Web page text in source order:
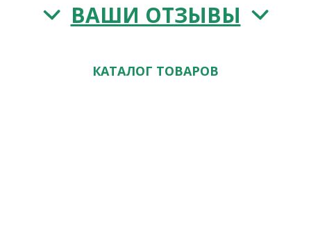
ВАШИ ОТЗЫВЫ
КАТАЛОГ ТОВАРОВ